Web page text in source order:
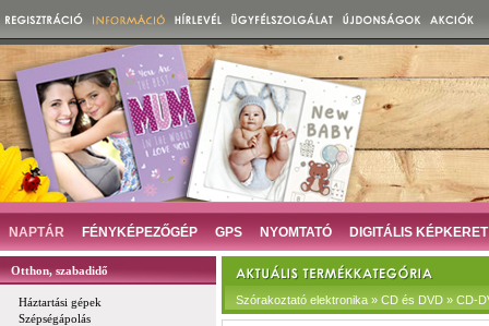
NAPTÁR FÉNYKÉPEZŐGÉP GPS NYOMTATÓ DIGITÁLIS KÉPKERET
Otthon, szabadidő
Háztartási gépek
Szépségápolás
Szórakoztató elektronika » CD és DVD » CD-